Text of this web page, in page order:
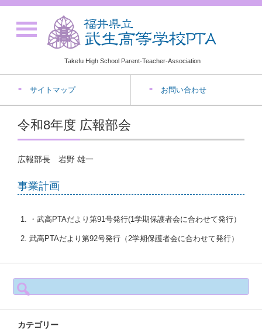
Takefu High School Parent-Teacher-Association
サイトマップ お問い合わせ
令和8年度 広報部会
広報部長 岩野 雄一
事業計画
・武高PTAだより第91号発行(1学期保護者会に合わせて発行）
武高PTAだより第92号発行（2学期保護者会に合わせて発行）
検
索:
カテゴリー